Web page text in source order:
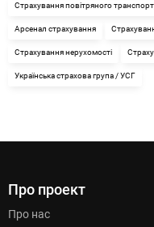
Страхування повітряного
Арсенал страхування
Страхування нерухомості
Українська страхова група / УСГ
Про проект
Про нас